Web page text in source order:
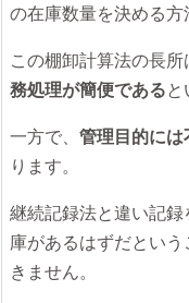
の在庫数量を決める方
この棚卸計算法の長
務処理が簡便であると
一方で、 管理目的には
ります。
継続記録法と違い記
庫があるはずだとい
きません。